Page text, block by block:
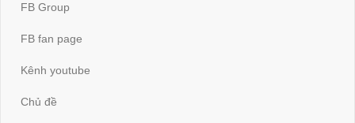
FB Group
FB fan page
Kênh youtube
Chủ đề